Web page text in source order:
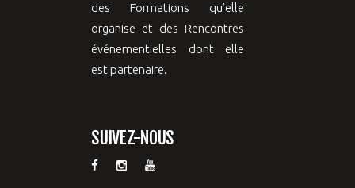
des Formations qu’elle
organise et des Rencontres
événementielles dont elle
est partenaire.
SUIVEZ-NOUS